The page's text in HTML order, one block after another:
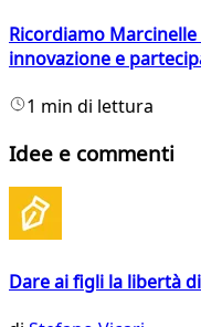
Ricordiamo
innovazione e
1 min di lettura
Idee e commenti
Dare ai figli la libertà